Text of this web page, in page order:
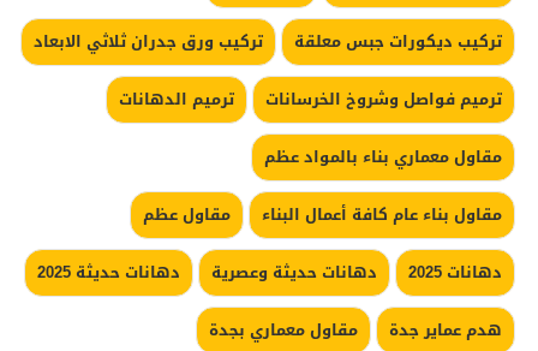
تركيب ديكورات جبس معلقة
تركيب ورق جدران ثلاثي الابعاد
ترميم فواصل وشروخ الخرسانات
ترميم الدهانات
مقاول معماري بناء بالمواد عظم
مقاول بناء عام كافة أعمال البناء
مقاول عظم
دهانات 2025
دهانات حديثة وعصرية
دهانات حديثة 2025
هدم عماير جدة
مقاول معماري بجدة